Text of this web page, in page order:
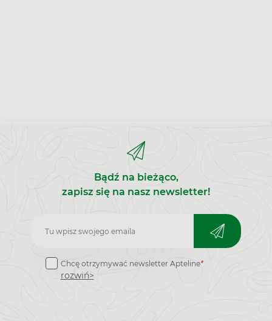
Bądź na bieżąco,
zapisz się na nasz newsletter!
Zapisz
do
newslettera
Chcę otrzymywać newsletter Apteline*
rozwiń>